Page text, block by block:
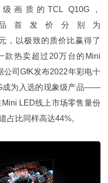
画质的TCL Q10G，
品首发价分别为
，以极致的质价比赢得了
款热卖超过20万台的Mini
公司GfK发布2022年彩电十
成为入选的现象级产品——
LED线上市场零售量份
占比同样高达44%。